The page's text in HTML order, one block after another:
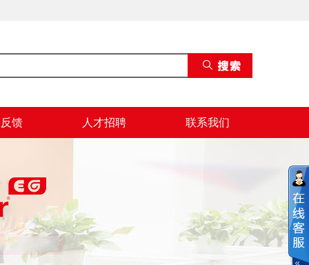
馈 人才招聘 联系我们